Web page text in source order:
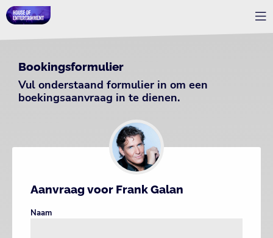
Bookingsformulier
Vul onderstaand formulier in om een
boekingsaanvraag in te dienen.
Aanvraag voor Frank Galan
Naam